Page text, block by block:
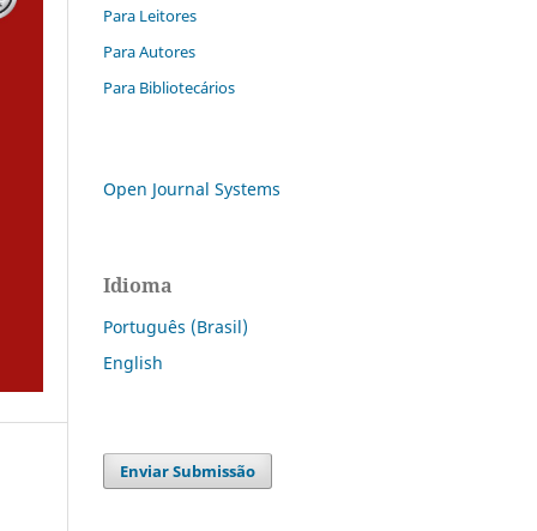
Para Leitores
Para Autores
Para Bibliotecários
Open Journal Systems
Idioma
Português (Brasil)
English
Enviar Submissão